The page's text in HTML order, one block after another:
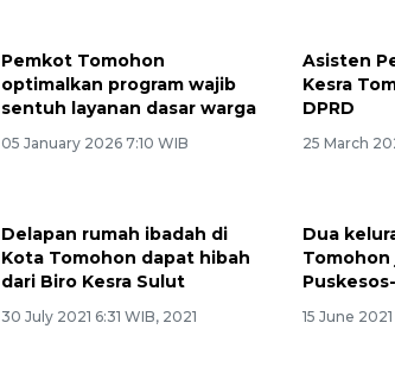
Pemkot Tomohon
optimalkan program wajib
sentuh layanan dasar warga
05 January 2026 7:10 WIB
Asisten
Kesra
DPRD
25 March
Delapan rumah ibadah di
Kota Tomohon dapat hibah
dari Biro Kesra Sulut
30 July 2021 6:31 WIB, 2021
Dua
15 June